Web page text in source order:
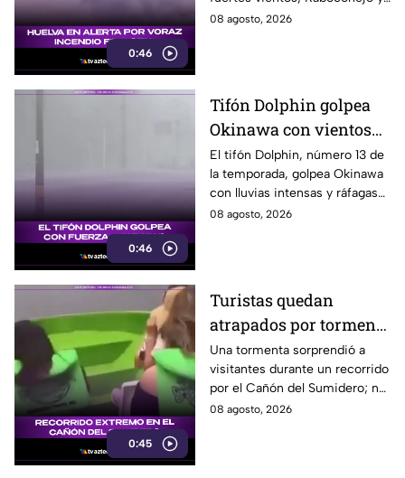
0:46
Caballón fueron evacuadas
08 agosto, 2026
0:46
Tifón Dolphin golpea
Okinawa con vientos
de hasta 157 km/h
El tifón Dolphin, número 13 de
la temporada, golpea Okinawa
con lluvias intensas y ráfagas
de hasta 157 kilómetros por
08 agosto, 2026
0:45
Turistas quedan
atrapados por tormenta
en el Cañón del
Sumidero
Una tormenta sorprendió a
visitantes durante un recorrido
por el Cañón del Sumidero; no
se reportaron personas heridas
08 agosto, 2026